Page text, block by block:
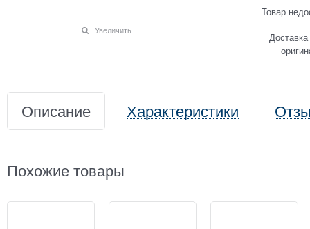
Увеличить
Товар
Описание Характеристики
Похожие товары